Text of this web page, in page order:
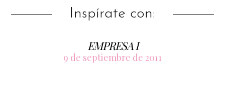
Inspírate con:
EMPRESA I
9 de septiembre de 2011